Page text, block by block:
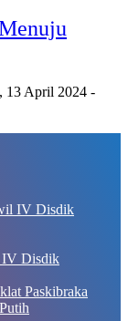
13 April 2024 -
IV Disdik